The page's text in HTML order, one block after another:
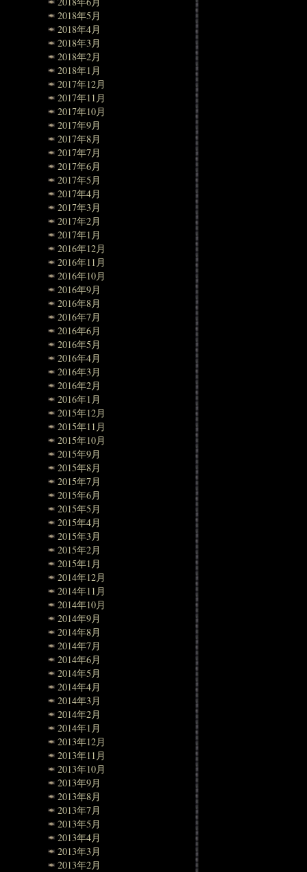
2018年5月
2018年4月
2018年3月
2018年2月
2018年1月
2017年12月
2017年11月
2017年10月
2017年9月
2017年8月
2017年7月
2017年6月
2017年5月
2017年4月
2017年3月
2017年2月
2017年1月
2016年12月
2016年11月
2016年10月
2016年9月
2016年8月
2016年7月
2016年6月
2016年5月
2016年4月
2016年3月
2016年2月
2016年1月
2015年12月
2015年11月
2015年10月
2015年9月
2015年8月
2015年7月
2015年6月
2015年5月
2015年4月
2015年3月
2015年2月
2015年1月
2014年12月
2014年11月
2014年10月
2014年9月
2014年8月
2014年7月
2014年6月
2014年5月
2014年4月
2014年3月
2014年2月
2014年1月
2013年12月
2013年11月
2013年10月
2013年9月
2013年8月
2013年7月
2013年5月
2013年4月
2013年3月
2013年2月